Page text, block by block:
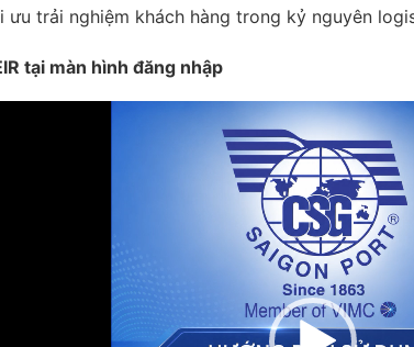
ưu trải nghiệm khách hàng trong kỷ nguyên
tại màn hình đăng nhập